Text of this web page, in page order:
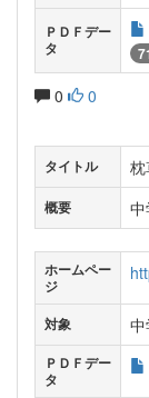
ＰＤＦデー
タ
0 0
タイトル
概要
ホームペー
ジ
対象
ＰＤＦデー
タ